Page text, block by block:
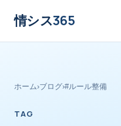
情シス365
ホーム›ブログ›#ルール整備
TAG